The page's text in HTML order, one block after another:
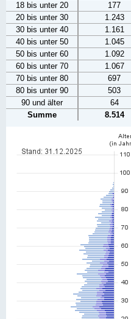
18 bis unter 20
177
20 bis unter 30
1.243
30 bis unter 40
1.161
40 bis unter 50
1.045
50 bis unter 60
1.092
60 bis unter 70
1.067
70 bis unter 80
697
80 bis unter 90
503
90 und älter
64
Summe
8.514